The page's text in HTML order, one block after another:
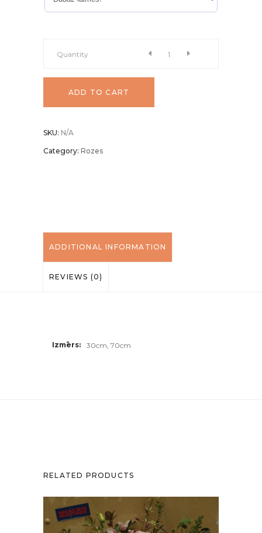
Adventes
Quantity
ADD TO CART
SKU: N/A
Category: Rozes
ADDITIONAL INFORMATION
REVIEWS (0)
Izmērs 30cm, 70cm
RELATED PRODUCTS